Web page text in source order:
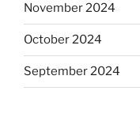
November 2024
October 2024
September 2024